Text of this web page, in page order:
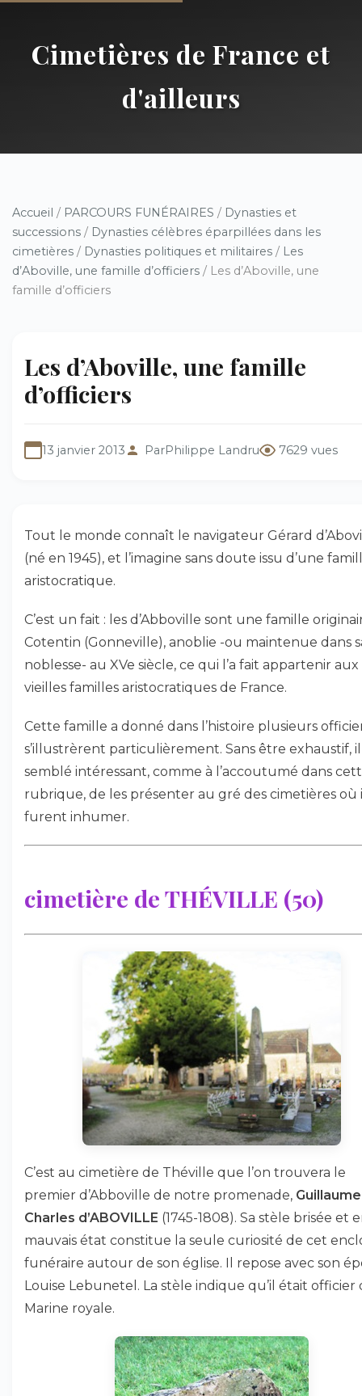
Cimetières de France et
d'ailleurs
Accueil / PARCOURS FUNÉRAIRES / Dynasties et
successions / Dynasties célèbres éparpillées dans les
cimetières / Dynasties politiques et militaires / Les
d’Aboville, une famille d’officiers / Les d’Aboville, une
famille d’officiers
Les d’Aboville, une famille
d’officiers
13 janvier 2013 ParPhilippe Landru 7629 vues
Tout le monde connaît le navigateur Gérard
(né en 1945), et l’imagine sans doute issu d’une
aristocratique.
C’est un fait : les d’Abboville sont une famille
Cotentin (Gonneville), anoblie -ou maintenue dans
noblesse- au XVe siècle, ce qui l’a fait appartenir
vieilles familles aristocratiques de France.
Cette famille a donné dans l’histoire plusieurs
s’illustrèrent particulièrement. Sans être exhaustif, il
semblé intéressant, comme à l’accoutumé dans
rubrique, de les présenter au gré des cimetières où
furent inhumer.
cimetière de THÉVILLE (50)
C’est au cimetière de Théville que l’on trouvera le
premier d’Abboville de notre promenade,
Charles d’ABOVILLE (1745-1808). Sa stèle brisée et
mauvais état constitue la seule curiosité de cet
funéraire autour de son église. Il repose avec son
Louise Lebunetel. La stèle indique qu’il était officier
Marine royale.